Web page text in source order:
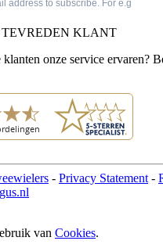
KLANT
onze service ervaren?
- Privacy Statement -
van Cookies.